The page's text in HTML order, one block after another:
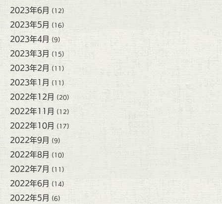
2023年6月 (12)
2023年5月 (16)
2023年4月 (9)
2023年3月 (15)
2023年2月 (11)
2023年1月 (11)
2022年12月 (20)
2022年11月 (12)
2022年10月 (17)
2022年9月 (9)
2022年8月 (10)
2022年7月 (11)
2022年6月 (14)
2022年5月 (6)